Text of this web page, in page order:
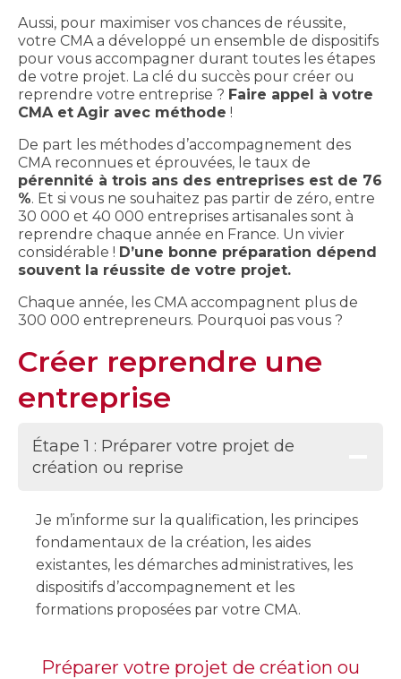
Aussi, pour maximiser vos chances de réussite,
votre CMA a développé un ensemble de dispositifs
pour vous accompagner durant toutes les étapes
de votre projet. La clé du succès pour créer ou
reprendre votre entreprise ? Faire appel à votre
CMA et Agir avec méthode !
De part les méthodes d’accompagnement des
CMA reconnues et éprouvées, le taux de
pérennité à trois ans des entreprises est de 76
%. Et si vous ne souhaitez pas partir de zéro, entre
30 000 et 40 000 entreprises artisanales sont à
reprendre chaque année en France. Un vivier
considérable ! D’une bonne préparation dépend
souvent la réussite de votre projet.
Chaque année, les CMA accompagnent plus de
300 000 entrepreneurs. Pourquoi pas vous ?
Créer reprendre une
entreprise
Étape 1 : Préparer votre projet de
création ou reprise
Je m’informe sur la qualification, les principes
fondamentaux de la création, les aides
existantes, les démarches administratives, les
dispositifs d’accompagnement et les
formations proposées par votre CMA.
Préparer votre projet de création ou